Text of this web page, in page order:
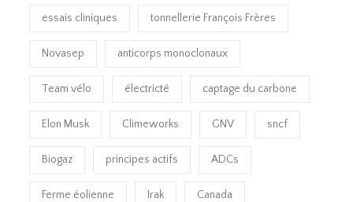
essais cliniques tonnellerie François Frères
Novasep anticorps monoclonaux
Team vélo électricté captage du carbone
Elon Musk Climeworks GNV sncf
Biogaz principes actifs ADCs
Ferme éolienne Irak Canada